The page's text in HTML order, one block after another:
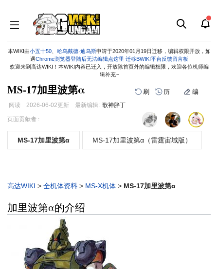
本WIKI由小五十50、 哈乌戴德·迪乌斯申请于2020年01月19日迁移，编辑权限开放，如
遇Chrome浏览器登陆后无法编辑点这里 迁移BWIKI平台反馈留言板
欢迎来到高达WIKI！本WIKI内容已迁入，开放除首页外的编辑权限，欢迎各位机师编
辑补充~
MS-17加里波第α 刷 历 编
阅读 2026-06-02更新 最新编辑: 歌神胖丁
跳
跳
页面贡献者 :
MS-17加里波第α MS-17加里波第α（雷霆宙域版）
高达WIKI > 全机体资料 > MS-X机体 > MS-17加里波第α
加里波第α的介绍